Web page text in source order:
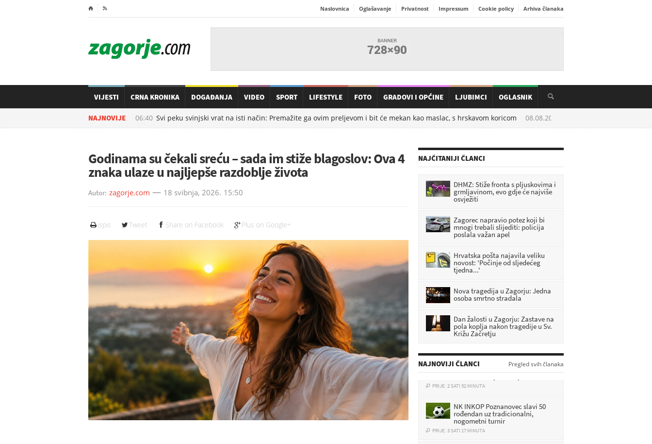
⌂  Naslovnica Oglašavanje Privatnost Impressum Cookie policy Arhiva članaka
VIJESTI CRNA KRONIKA DOGAĐANJA VIDEO SPORT LIFESTYLE FOTO GRADOVI I OPĆINE LJUBIMCI OGLASNIK
NAJNOVIJE
08.08.2026. u 06:40 Svi peku svinjski vrat na isti način: Premažite ga ovim preljevom i bit će mekan kao maslac, s hrskavom koricom 08.08.2026. u
Godinama su čekali sreću – sada im stiže blagoslov: Ova 4
znaka ulaze u najljepše razdoblje života
Autor: zagorje.com 18 svibnja, 2026. 15:50
ispis Tweet Share on Facebook Plus on Google+
NAJČITANIJI ČLANCI
DHMZ: Stiže fronta s pljuskovima i
grmljavinom, evo gdje će najviše
osvježiti
Zagorec napravio potez koji bi
mnogi trebali slijediti: policija
poslala važan apel
Hrvatska pošta najavila veliku
novost: 'Počinje od sljedećeg
tjedna...'
Nova tragedija u Zagorju: Jedna
osoba smrtno stradala
Dan žalosti u Zagorju: Zastave na
pola koplja nakon tragedije u Sv.
Križu Začretju
NAJNOVIJI ČLANCI Pregled svih članaka
Kao da se nebo otvorilo: 3 znaka
ovog vikenda ostavljaju brige iza
sebe i dočekuju sretnije dane
rođendan uz tradicionalni,
nogometni turnir
PRIJE: 3 SATI 17 MINUTA